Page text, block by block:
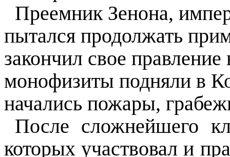
Преемник Зенона,
пытался продолжать
закончил свое
монофизиты подняли в
начались пожары,
После сложнейшего
которых участвовал и